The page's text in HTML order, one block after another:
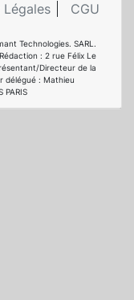
CGU
Technologies. SARL.
: 2 rue Félix Le
Directeur de la
délégué : Mathieu
PARIS